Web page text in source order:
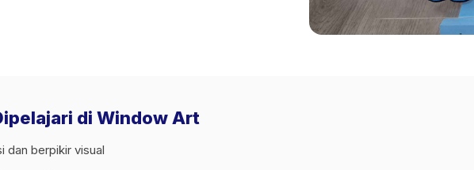
di Window Art
dan berpikir visual